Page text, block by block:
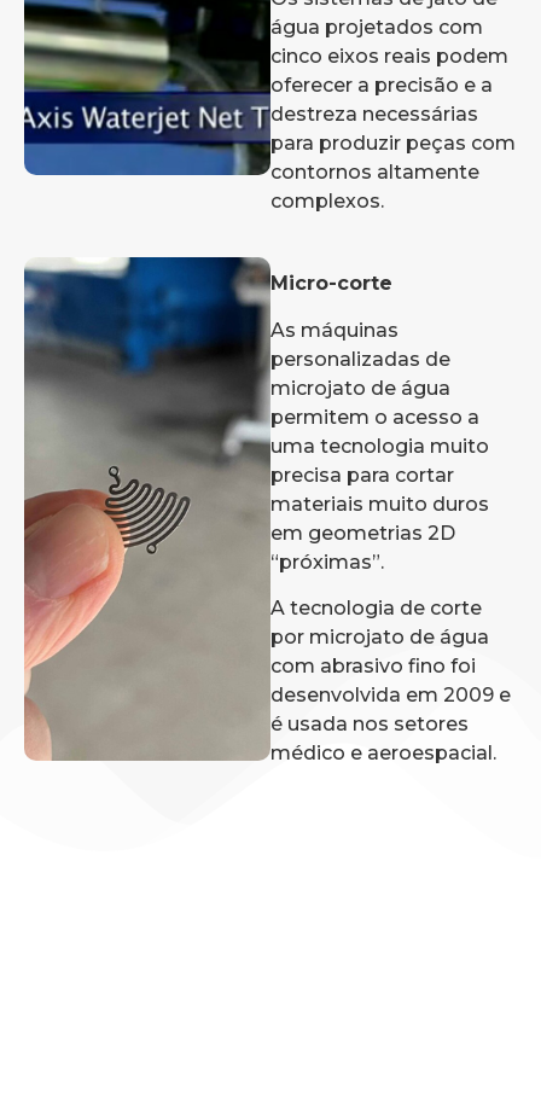
água projetados com
cinco eixos reais podem
oferecer a precisão e a
destreza necessárias
para produzir peças com
contornos altamente
complexos.
Micro-corte
As máquinas
personalizadas de
microjato de água
permitem o acesso a
uma tecnologia muito
precisa para cortar
materiais muito duros
em geometrias 2D
“próximas”.
A tecnologia de corte
por microjato de água
com abrasivo fino foi
desenvolvida em 2009 e
é usada nos setores
médico e aeroespacial.